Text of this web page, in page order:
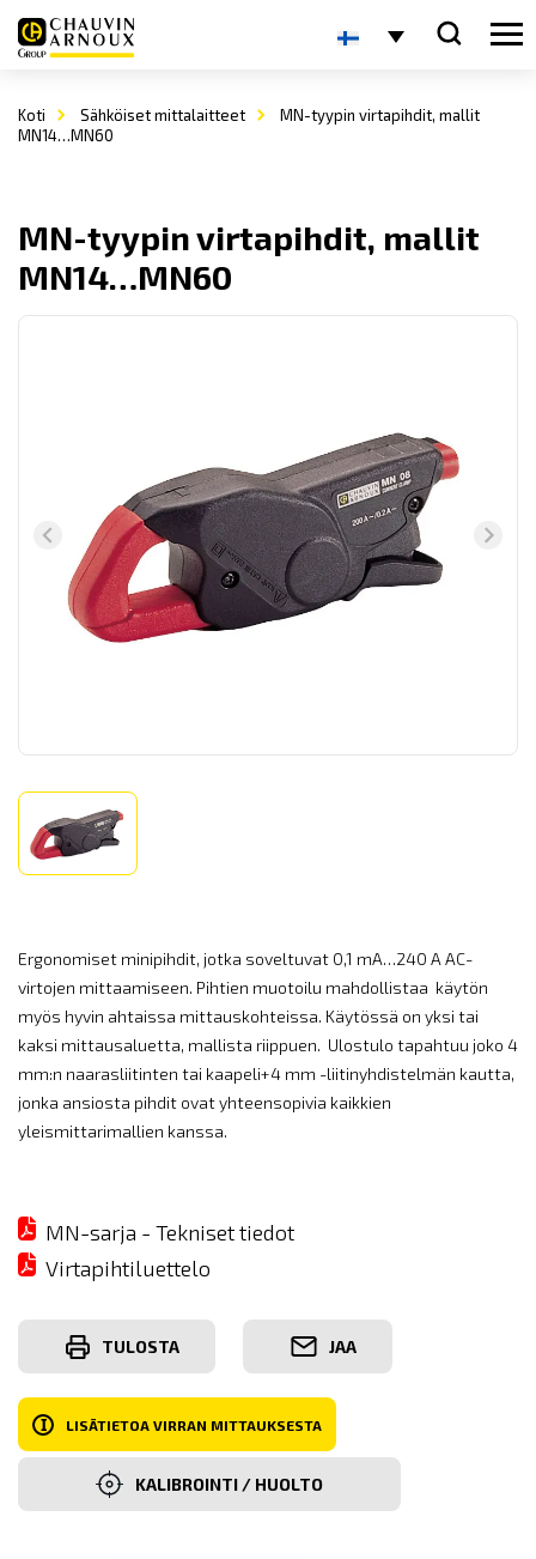
Koti Sähköiset mittalaitteet
MN-tyypin virtapihdit, mallit
MN14…MN60
MN-tyypin virtapihdit, mallit
MN14…MN60
Ergonomiset minipihdit, jotka soveltuvat 0,1 mA…240 A AC-
virtojen mittaamiseen. Pihtien muotoilu mahdollistaa käytön
myös hyvin ahtaissa mittauskohteissa. Käytössä on yksi tai
kaksi mittausaluetta, mallista riippuen. Ulostulo tapahtuu joko 4
mm:n naarasliitinten tai kaapeli+4 mm -liitinyhdistelmän kautta,
jonka ansiosta pihdit ovat yhteensopivia kaikkien
yleismittarimallien kanssa.
MN-sarja - Tekniset tiedot
Virtapihtiluettelo
TULOSTA JAA
I LISÄTIETOA VIRRAN MITTAUKSESTA
KALIBROINTI / HUOLTO